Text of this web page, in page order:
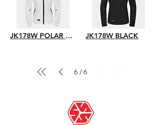
JK178W POLAR WHITE JK178W BLACK
6 /6